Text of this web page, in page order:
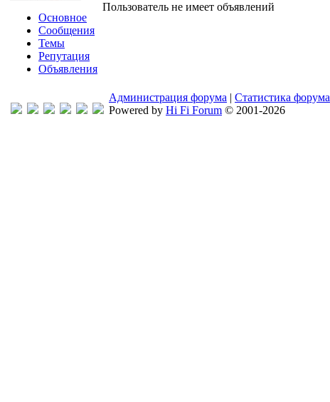
Основное
Сообщения
Темы
Репутация
Объявления
Пользователь не имеет объявлений
Администрация форума | Статистика форума
Powered by Hi Fi Forum © 2001-2026